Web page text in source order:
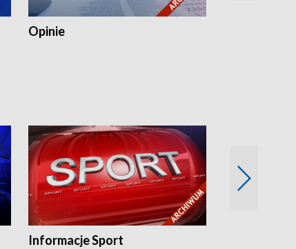
Opinie
Informacje Sport